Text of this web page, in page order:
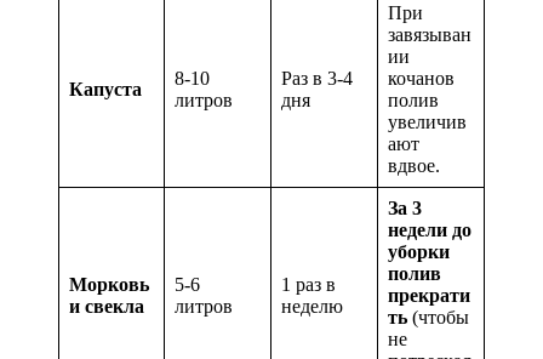
Капуста
8-10
литров
Раз в 3-4
дня
При
завязыван
ии
кочанов
полив
увеличив
ают
вдвое.
Морковь
и свекла
5-6
литров
1 раз в
неделю
За 3
недели до
уборки
полив
прекрати
ть (чтобы
не